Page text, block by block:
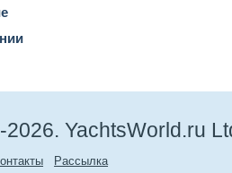
YachtsWorld.ru
Рассылка